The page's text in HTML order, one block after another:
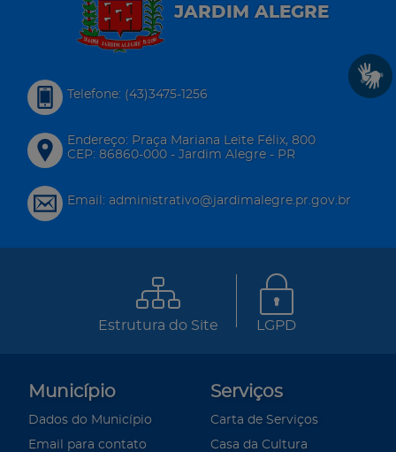
JARDIM ALEGRE
Telefone: (43)3475-1256
Endereço: Praça Mariana Leite Félix, 800
CEP: 86860-000 - Jardim Alegre - PR
Email: administrativo@jardimalegre.pr.gov.br
Estrutura do Site LGPD
Município
Dados do Município
Email para contato
Serviços
Carta de Serviços
Casa da Cultura